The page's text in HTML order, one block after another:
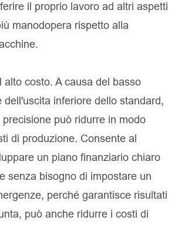
il proprio lavoro ad altri aspetti
manodopera rispetto alla
alto costo. A causa del basso
dell'uscita inferiore dello standard,
può ridurre in modo
di produzione. Consente al
un piano finanziario chiaro
senza bisogno di impostare un
perché garantisce risultati
può anche ridurre i costi di